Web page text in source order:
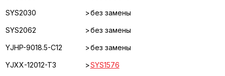
SYS2030 >без замены
SYS2062 >без замены
YJHP-9018.5-C12 >без замены
YJXX-12012-T3 >SYS1576